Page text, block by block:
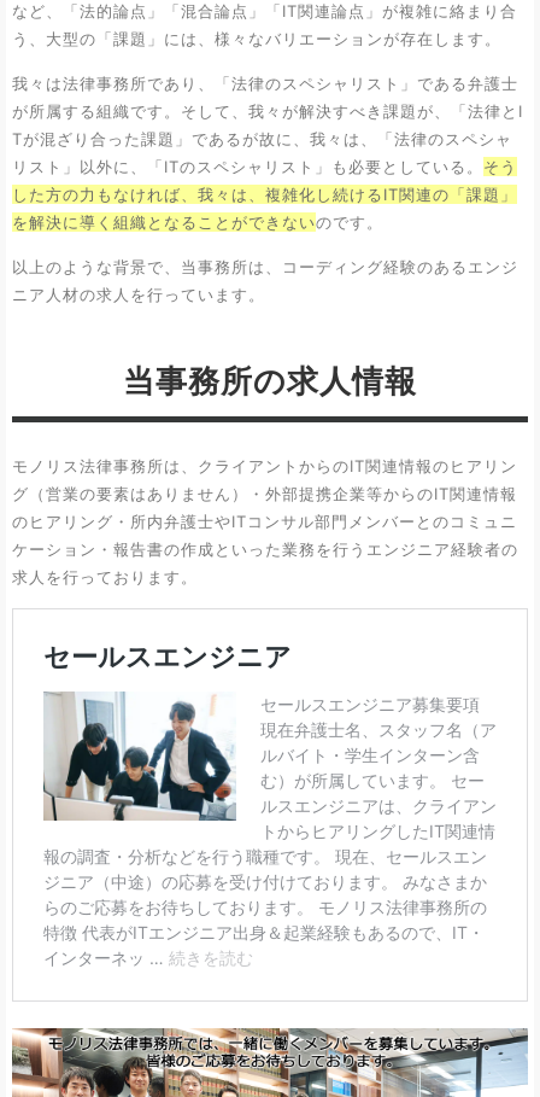
など、「法的論点」「混合論点」「IT関連論点」が複雑に絡まり合
う、大型の「課題」には、様々なバリエーションが存在します。
我々は法律事務所であり、「法律のスペシャリスト」である弁護士
が所属する組織です。そして、我々が解決すべき課題が、「法律とI
Tが混ざり合った課題」であるが故に、我々は、「法律のスペシャ
リスト」以外に、「ITのスペシャリスト」も必要としている。 そう
した方の力もなければ、我々は、複雑化し続けるIT関連の「課題」
を解決に導く組織となることができないのです。
以上のような背景で、当事務所は、コーディング経験のあるエンジ
ニア人材の求人を行っています。
当事務所の求人情報
モノリス法律事務所は、クライアントからのIT関連情報のヒアリン
グ（営業の要素はありません）・外部提携企業等からのIT関連情報
のヒアリング・所内弁護士やITコンサル部門メンバーとのコミュニ
ケーション・報告書の作成といった業務を行うエンジニア経験者の
求人を行っております。